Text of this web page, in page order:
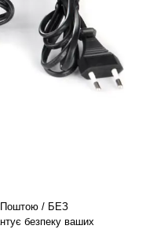
Поштою / БЕЗ
безпеку ваших